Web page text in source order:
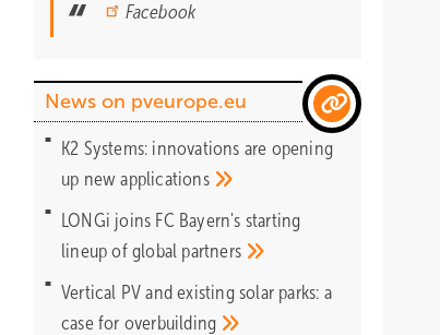
Facebook
News on pveurope.eu
K2 Systems: innovations are opening
up newapplications
LONGi joins FC Bayern's starting
lineup of global partners
Vertical PV and existing solar parks: a
case for overbuilding